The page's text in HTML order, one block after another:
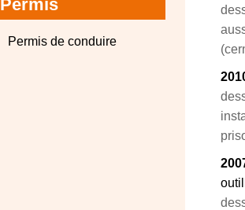
Permis
Permis de conduire